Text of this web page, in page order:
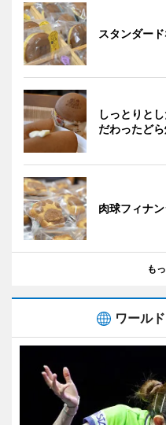
スタンダー
しっとりと
だわったど
肉球フィナ
も
ワール